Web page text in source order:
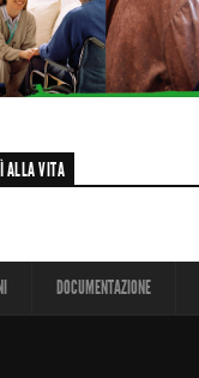
ALLA VITA
DOCUMENTAZIONE